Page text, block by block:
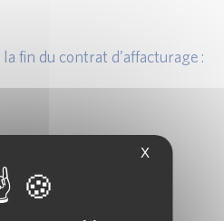
fin du contrat d’affacturage :
DE
X